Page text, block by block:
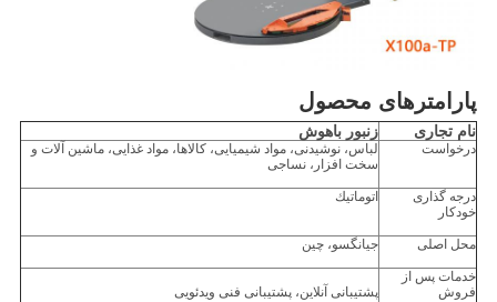
پارامترهای محصول
نام تجاری زنبور باهوش
درخواست
لباس، نوشیدنی، مواد شیمیایی، کالاها، مواد غذایی، ماشین آلات و
سخت افزار، نساجی
درجه گذاری
خودکار
اتوماتيك
محل اصلی جیانگسو، چین
خدمات پس از
فروش
پشتیبانی آنلاین، پشتیبانی فنی ویدئویی